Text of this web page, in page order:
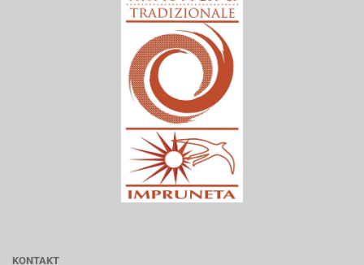
KONTAKT